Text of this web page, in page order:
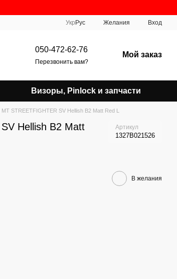
Укр Рус Желания Вход
050-472-62-76
Перезвонить вам?
Мой заказ
Визоры, Pinlock и запчасти
STREETFIGHTER SV Hellish B2 Matt Red L
Hellish B2 Matt
Артикул
1327B021526
В желания